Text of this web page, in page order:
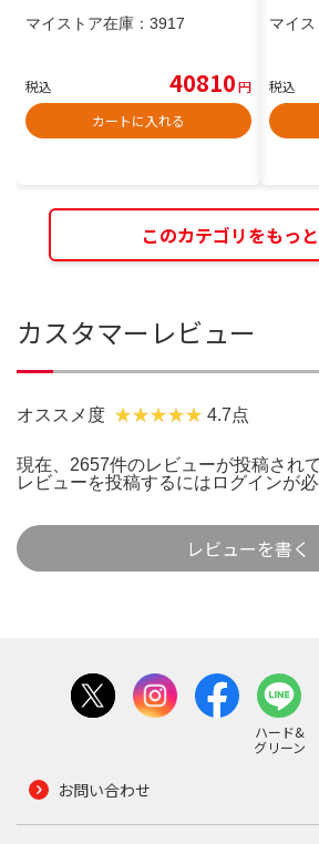
マイストア在庫： 3917
税込 40810円
カートに入れる
マイス
税込
このカテゴリをもっ
カスタマーレビュー
オススメ度 4.7点
現在、2657件のレビューが投稿されて
レビューを投稿するには ログインが必
レビューを書く
ハード&
グリーン
お問い合わせ